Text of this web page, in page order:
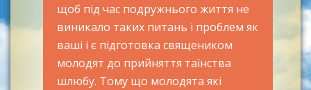
щоб під час подружнього життя не
виникало таких питань і проблем як
ваші і є підготовка священиком
молодят до прийняття таїнства
шлюбу. Тому що молодята які